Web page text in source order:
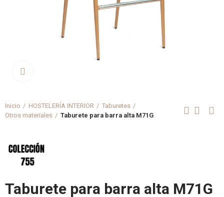
Inicio HOSTELERÍA INTERIOR
Taburetes
Otros materiales
Taburete para barra alta M71G
Taburete para barra alta M71G